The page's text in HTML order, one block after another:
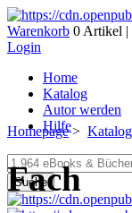
Warenkorb 0 Artikel |
Login
Home
Katalog
Autor werden
Hilfe
Suche
Homepage> Katalog
Fach